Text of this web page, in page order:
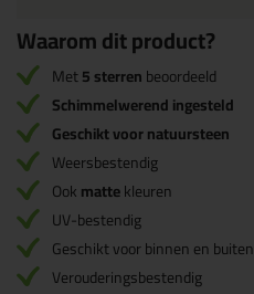
Waarom dit product?
Met5 sterrenbeoordeeld
Schimmelwerend ingesteld
Geschikt voor natuursteen
Weersbestendig
Ookmattekleuren
UV-bestendig
Geschikt voor binnen en buiten
Verouderingsbestendig